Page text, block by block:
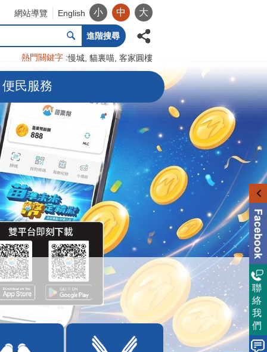
網站導覽 English 小 中 大
進階搜尋
熱門關鍵字 慢城 貓裏喵 客家圓樓
便民服務
聯
絡
我
們